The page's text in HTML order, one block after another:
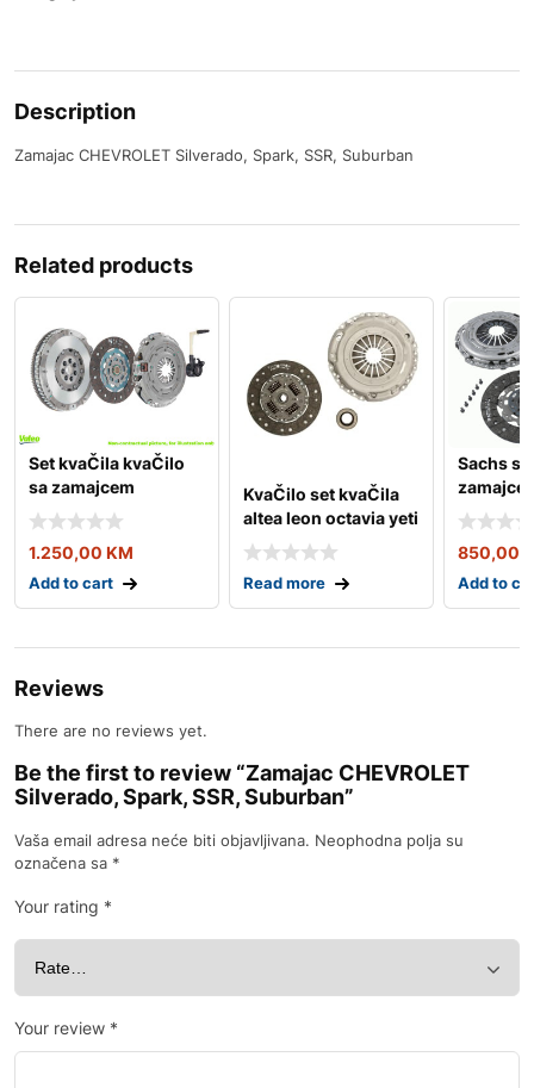
Description
Zamajac CHEVROLET Silverado, Spark, SSR, Suburban
Related products
Set kvaČila kvaČilo
sa zamajcem
peugeot 308 2.0 hdi
1.250,00 KM
Add to cart
KvaČilo set kvaČila
altea leon octavia yeti
caddy
Read more
Sachs
a3
850,00
Add to
Reviews
There are no reviews yet.
Be the first to review “Zamajac CHEVROLET
Silverado, Spark, SSR, Suburban”
Vaša email adresa neće biti objavljivana. Neophodna polja su
označena sa *
Your rating *
Your review *